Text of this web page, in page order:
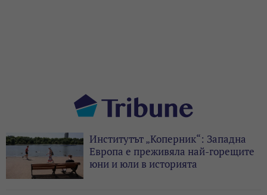
Институтът „Коперник“: Западна
Европа е преживяла най-горещите
юни и юли в историята